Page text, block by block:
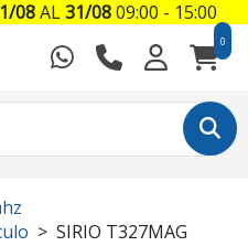
0
SIRIO T327MAG
08AL31/0809:00 - 15:00